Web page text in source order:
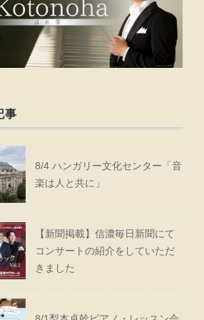
事
8/4 ハンガリー文化センター「音
楽は人と共に」
【新聞掲載】信濃毎日新聞にて
コンサートの紹介をしていただ
きました